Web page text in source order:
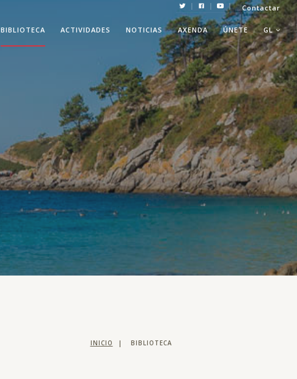
| | | Contactar
BIBLIOTECA ACTIVIDADES NOTICIAS AXENDA ÚNETE GL
INICIO | BIBLIOTECA